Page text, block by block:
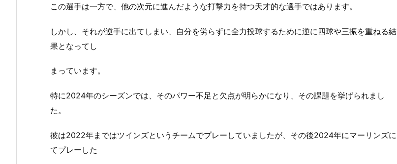
この選手は一方で、他の次元に進んだような打撃力を持つ天才的な選手ではあります。
しかし、それが逆手に出てしまい、自分を労らずに全力投球するために逆に四球や三振を重ねる結
果となってし
まっています。
特に2024年のシーズンでは、そのパワー不足と欠点が明らかになり、その課題を挙げられまし
た。
彼は2022年まではツインズというチームでプレーしていましたが、その後2024年にマーリンズに
てプレーした